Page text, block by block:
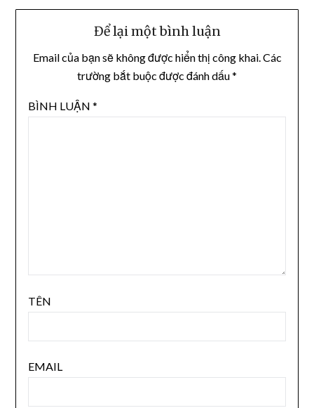
Để lại một bình luận
Email của bạn sẽ không được hiển thị công khai. Các
trường bắt buộc được đánh dấu*
BÌNH LUẬN *
TÊN
EMAIL